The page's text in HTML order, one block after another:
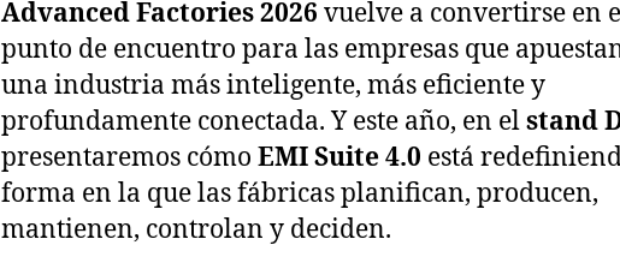
Advanced Factories 2026 vuelve a convertirse en
punto de encuentro para las empresas que
una industria más inteligente, más eficiente y
profundamente conectada. Y este año, en elstand
presentaremos cómo EMI Suite 4.0 está
forma en la que las fábricas planifican, producen,
mantienen, controlan y deciden.